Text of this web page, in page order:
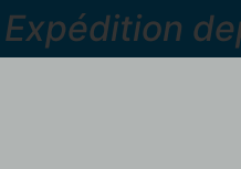
Expédition